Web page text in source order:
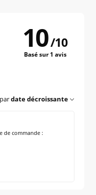
10/10
Basé sur 1 avis
date décroissante
de commande :